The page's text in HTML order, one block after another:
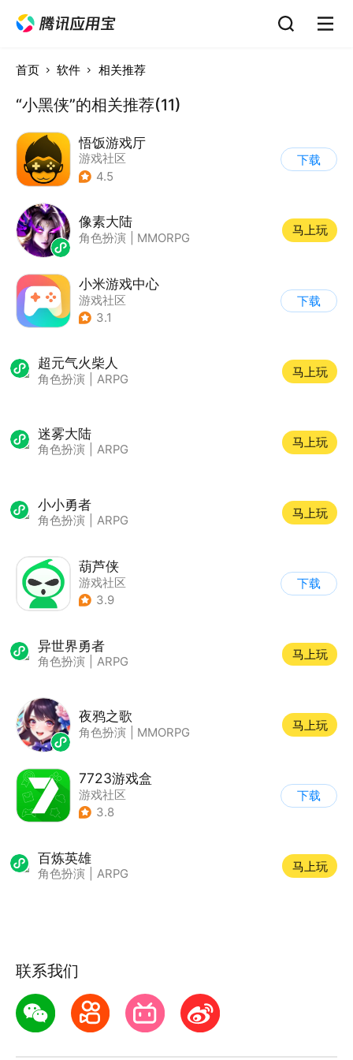
首页 软件 相关推荐
“小黑侠”的相关推荐(11)
悟饭游戏厅
游戏社区
4.5
下载
像素大陆
角色扮演 MMORPG
马上玩
小米游戏中心
游戏社区
3.1
下载
超元气火柴人
角色扮演 ARPG
马上玩
迷雾大陆
角色扮演 ARPG
马上玩
小小勇者
角色扮演 ARPG
马上玩
葫芦侠
游戏社区
3.9
下载
异世界勇者
角色扮演 ARPG
马上玩
夜鸦之歌
角色扮演 MMORPG
马上玩
7723游戏盒
游戏社区
3.8
下载
百炼英雄
角色扮演 ARPG
马上玩
联系我们